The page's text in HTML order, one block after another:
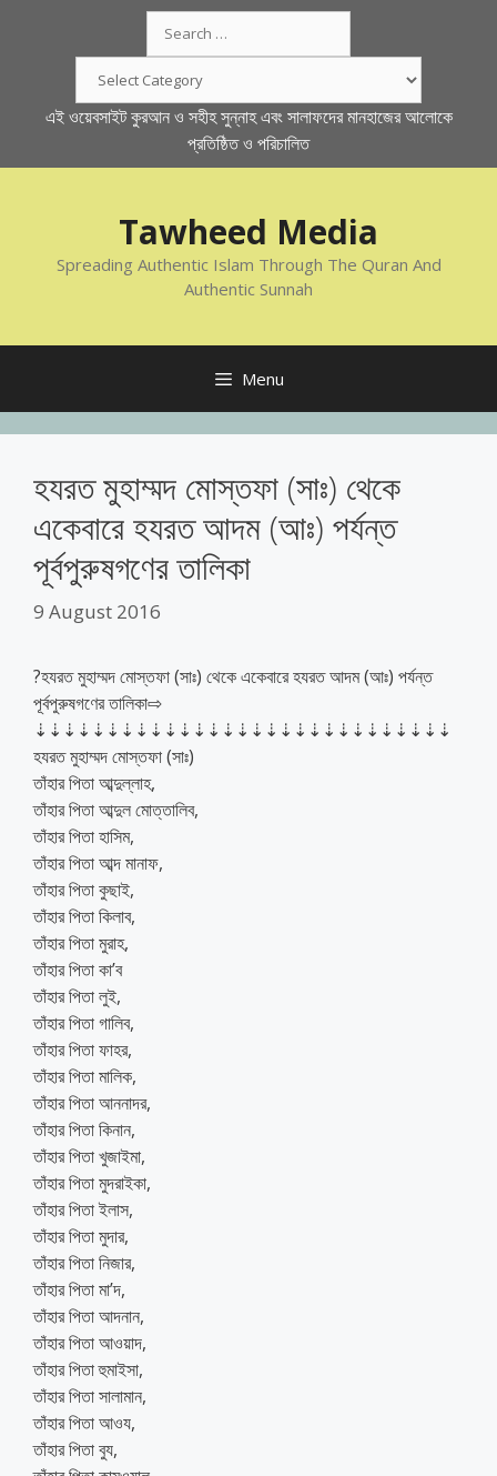
for:
এই ওয়েবসাইট কুরআন ও সহীহ সুন্নাহ এবং সালাফদের মানহাজের আলোকে
প্রতিষ্ঠিত ও পরিচালিত
Tawheed Media
Spreading Authentic Islam Through The Quran And
Authentic Sunnah
Menu
হযরত মুহাম্মদ মোস্তফা (সাঃ) থেকে
একেবারে হযরত আদম (আঃ) পর্যন্ত
পূর্বপুরুষগণের তালিকা
9 August 2016
?হযরত মুহাম্মদ মোস্তফা (সাঃ) থেকে একেবারে হযরত আদম (আঃ) পর্যন্ত
পূর্বপুরুষগণের তালিকা⇨
⇣⇣⇣⇣⇣⇣⇣⇣⇣⇣⇣⇣⇣⇣⇣⇣⇣⇣⇣⇣⇣⇣⇣⇣⇣⇣⇣⇣⇣
হযরত মুহাম্মদ মোস্তফা (সাঃ)
তাঁহার পিতা আব্দুল্লাহ,
তাঁহার পিতা আব্দুল মোত্তালিব,
তাঁহার পিতা হাসিম,
তাঁহার পিতা আব্দ মানাফ,
তাঁহার পিতা কুছাই,
তাঁহার পিতা কিলাব,
তাঁহার পিতা মুরাহ,
তাঁহার পিতা কা’ব
তাঁহার পিতা লুই,
তাঁহার পিতা গালিব,
তাঁহার পিতা ফাহর,
তাঁহার পিতা মালিক,
তাঁহার পিতা আননাদর,
তাঁহার পিতা কিনান,
তাঁহার পিতা খুজাইমা,
তাঁহার পিতা মুদরাইকা,
তাঁহার পিতা ইলাস,
তাঁহার পিতা মুদার,
তাঁহার পিতা নিজার,
তাঁহার পিতা মা’দ,
তাঁহার পিতা আদনান,
তাঁহার পিতা আওয়াদ,
তাঁহার পিতা হুমাইসা,
তাঁহার পিতা সালামান,
তাঁহার পিতা আওয,
তাঁহার পিতা বুয,